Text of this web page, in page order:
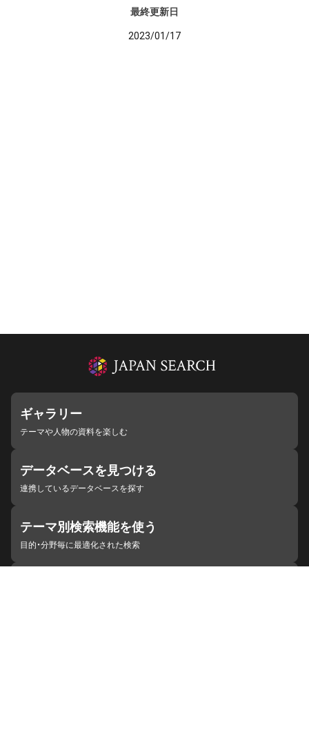
最終更新日
2023/01/17
ギャラリー
テーマや人物の資料を楽しむ
データベースを見つける
連携しているデータベースを探す
テーマ別検索機能を使う
目的・分野毎に最適化された検索